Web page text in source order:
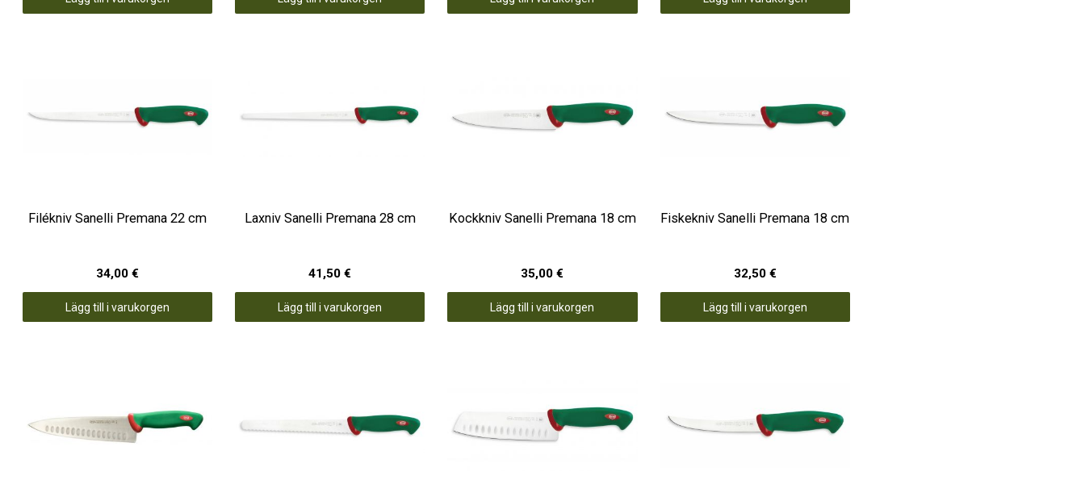
Filékniv Sanelli Premana 22 cm
34,00 €
Lägg till i varukorgen
Laxniv Sanelli Premana 28 cm
41,50 €
Lägg till i varukorgen
Kockkniv Sanelli Premana 18 cm
35,00 €
Lägg till i varukorgen
Fiskekniv Sanelli Premana 18 cm
32,50 €
Lägg till i varukorgen